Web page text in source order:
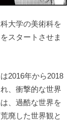
大学の美術科を
スタートさせま
2016年から2018
、衝撃的な世界
、過酷な世界を
廃した世界観と